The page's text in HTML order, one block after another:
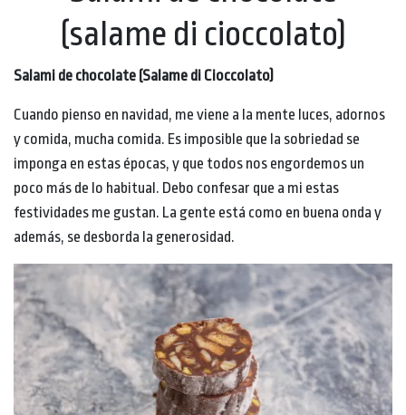
(salame di cioccolato)
Salami de chocolate (Salame di Cioccolato)
Cuando pienso en navidad, me viene a la mente luces, adornos
y comida, mucha comida. Es imposible que la sobriedad se
imponga en estas épocas, y que todos nos engordemos un
poco más de lo habitual. Debo confesar que a mi estas
festividades me gustan. La gente está como en buena onda y
además, se desborda la generosidad.